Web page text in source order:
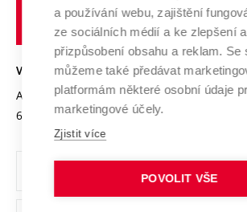
Transfer znalostí
Open Science
Projekty
Projekty ze strukturálních fondů
Specifický výzkum
Mezinárodní dohody
Univerzitní sítě
Podnikavá univerzita / ContriBUTe
Bezpečná univerzita
Vyznamenání
Organizační struktura
Ochrana osobních údajů
VYSOKÉ UČENÍ TECHNICKÉ V BRNĚ
Antonínská 548/1
602 00 Brno
www.vut.cz
vut@vutbr.cz
a používání webu, zajištění
ze sociálních médií a ke zlepšení a
přizpůsobení obsahu a reklam. Se
můžeme také předávat
platformám některé osobní údaje
marketingové účely.
Zjistit více
POVOLIT VŠE